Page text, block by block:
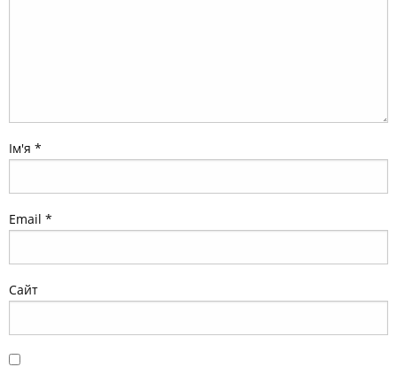
Ім'я *
Email *
Сайт